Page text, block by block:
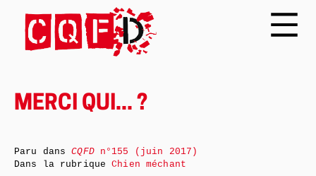
MERCI QUI... ?
Paru dansCQFDn°155 (juin 2017)
Dans la rubriqueChien méchant